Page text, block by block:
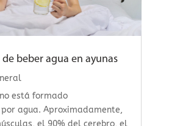
de beber agua en ayunas
está formado
agua. Aproximadamente,
el 90% del cerebro, el